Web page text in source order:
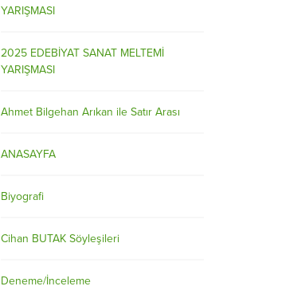
YARIŞMASI
2025 EDEBİYAT SANAT MELTEMİ
YARIŞMASI
Ahmet Bilgehan Arıkan ile Satır Arası
ANASAYFA
Biyografi
Cihan BUTAK Söyleşileri
Deneme/İnceleme